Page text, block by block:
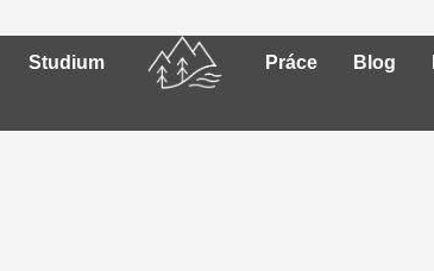
Studium Práce Blog